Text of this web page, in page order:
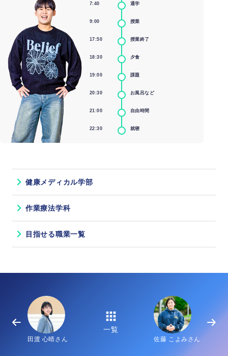
7:40 通学
9:00 授業
17:50 授業終了
18:30 夕食
19:00 課題
20:30 お風呂など
21:00 自由時間
22:30 就寝
健康メディカル学部
作業療法学科
目指せる職業一覧
田渡 心晴さん
一覧
佐藤 こよみさん